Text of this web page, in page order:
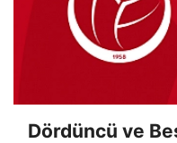
Dördüncü ve